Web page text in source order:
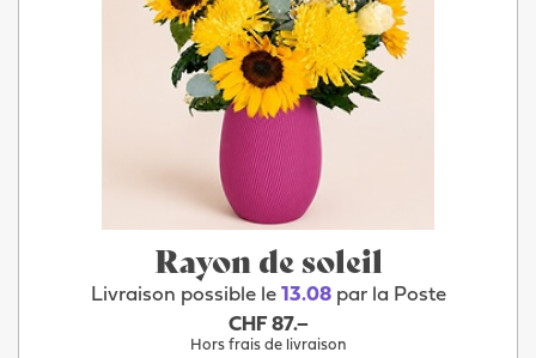
Rayon de soleil
Livraison possible le 13.08par la Poste
CHF 87.–
Hors frais de livraison